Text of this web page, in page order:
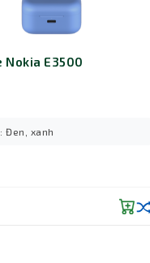
Nokia E3500
: Đen, xanh